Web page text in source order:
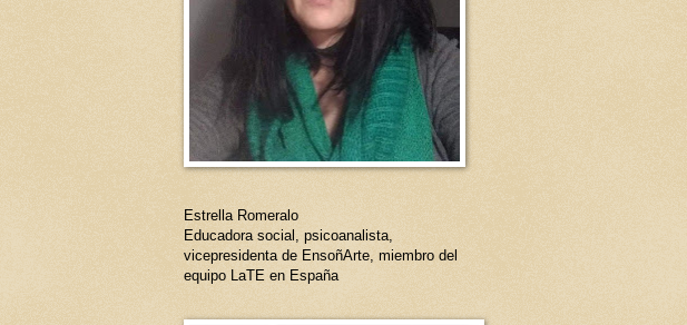
Estrella Romeralo
Educadora social, psicoanalista,
vicepresidenta de EnsoñArte, miembro del
equipo LaTE en España